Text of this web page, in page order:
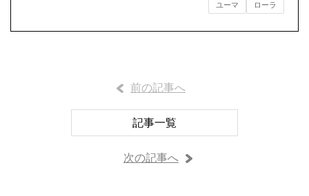
ユーマ ローラ
前の記事へ
記事一覧
次の記事へ